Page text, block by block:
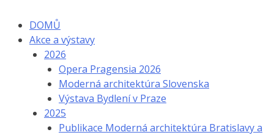
DOMŮ
Akce a výstavy
2026
Opera Pragensia 2026
Moderná architektúra Slovenska
Výstava Bydlení v Praze
2025
Publikace Moderná architektúra Bratislavy a